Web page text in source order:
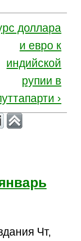
доллара
и евро к
индийской
рупии в
›
Чт,